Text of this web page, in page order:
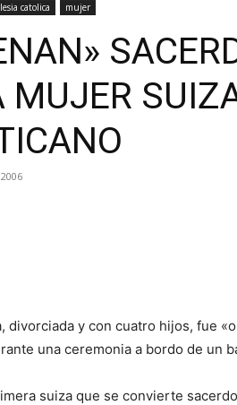
catolica mujer
MUJER
divorciada y con cuatro hijos, fue
una ceremonia a bordo de un
suiza que se convierte